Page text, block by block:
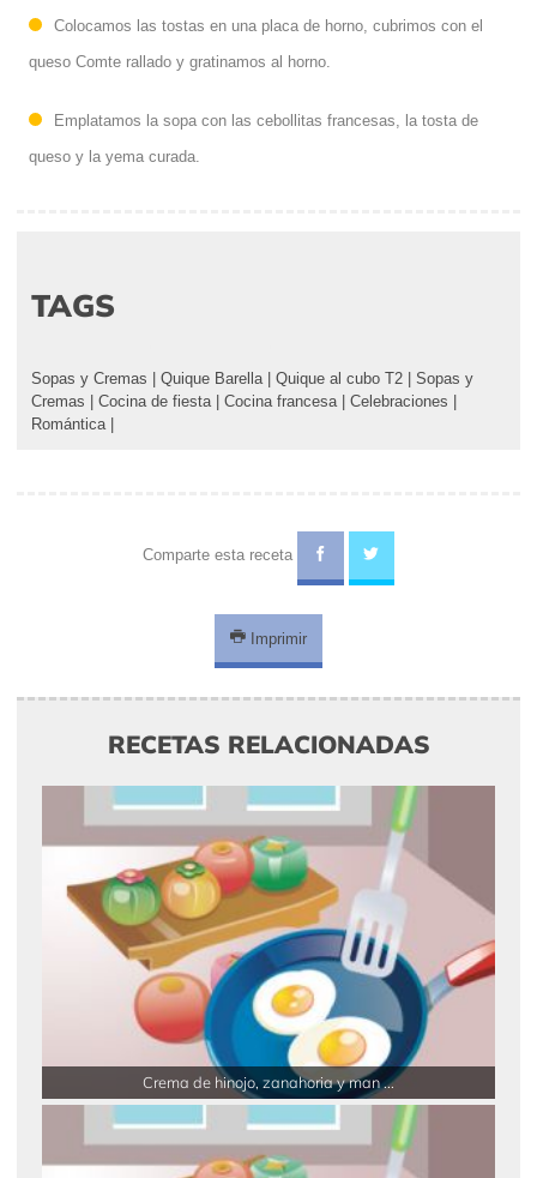
Colocamos las tostas en una placa de horno, cubrimos con el
queso Comte rallado y gratinamos al horno.
Emplatamos la sopa con las cebollitas francesas, la tosta de
queso y la yema curada.
TAGS
Sopas y Cremas Quique Barella| Quique al cubo T2
Sopas y
Cremas
Cocina de fiesta| Cocina francesa| Celebraciones
Romántica|
Comparte esta receta
Imprimir
RECETAS RELACIONADAS
Crema de hinojo, zanahoria y man ...